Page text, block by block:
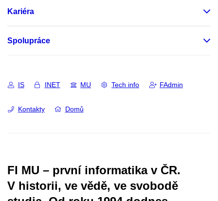
Kariéra
Spolupráce
IS INET MU Tech info FAdmin
Kontakty Domů
FI MU – první informatika v ČR.
V historii, ve vědě, ve svobodě